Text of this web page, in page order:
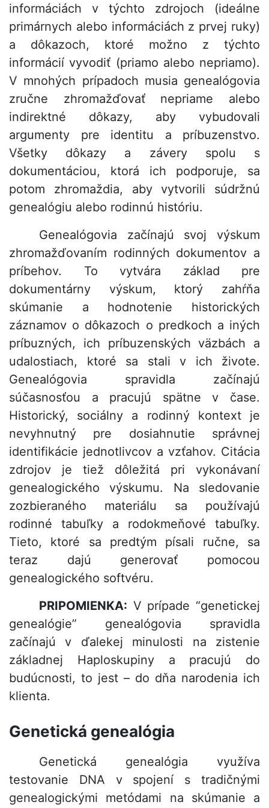
informáciách v týchto zdrojoch (ideálne
primárnych alebo informáciách z prvej ruky)
a dôkazoch, ktoré možno z týchto
informácií vyvodiť (priamo alebo nepriamo).
V mnohých prípadoch musia genealógovia
zručne zhromažďovať nepriame alebo
indirektné dôkazy, aby vybudovali
argumenty pre identitu a príbuzenstvo.
Všetky dôkazy a závery spolu s
dokumentáciou, ktorá ich podporuje, sa
potom zhromaždia, aby vytvorili súdržnú
genealógiu alebo rodinnú históriu.
Genealógovia začínajú svoj výskum
zhromažďovaním rodinných dokumentov a
príbehov. To vytvára základ pre
dokumentárny výskum, ktorý zahŕňa
skúmanie a hodnotenie historických
záznamov o dôkazoch o predkoch a iných
príbuzných, ich príbuzenských väzbách a
udalostiach, ktoré sa stali v ich živote.
Genealógovia spravidla začínajú
súčasnosťou a pracujú spätne v čase.
Historický, sociálny a rodinný kontext je
nevyhnutný pre dosiahnutie správnej
identifikácie jednotlivcov a vzťahov. Citácia
zdrojov je tiež dôležitá pri vykonávaní
genealogického výskumu. Na sledovanie
zozbieraného materiálu sa používajú
rodinné tabuľky a rodokmeňové tabuľky.
Tieto, ktoré sa predtým písali ručne, sa
teraz dajú generovať pomocou
genealogického softvéru.
PRIPOMIENKA: V prípade “genetickej
genealógie” genealógovia spravidla
začínajú v ďalekej minulosti na zistenie
základnej Haploskupiny a pracujú do
budúcnosti, to jest – do dňa narodenia ich
klienta.
Genetická genealógia
Genetická genealógia využíva
testovanie DNA v spojení s tradičnými
genealogickými metódami na skúmanie a